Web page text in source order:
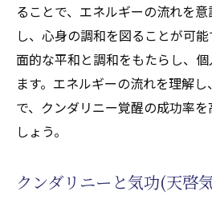
ることで、エネルギーの流れを
し、心身の調和を図ることが可
面的な平和と調和をもたらし、
ます。エネルギーの流れを理解
で、クンダリニー覚醒の成功率
しょう。
クンダリニーと気功(天啓